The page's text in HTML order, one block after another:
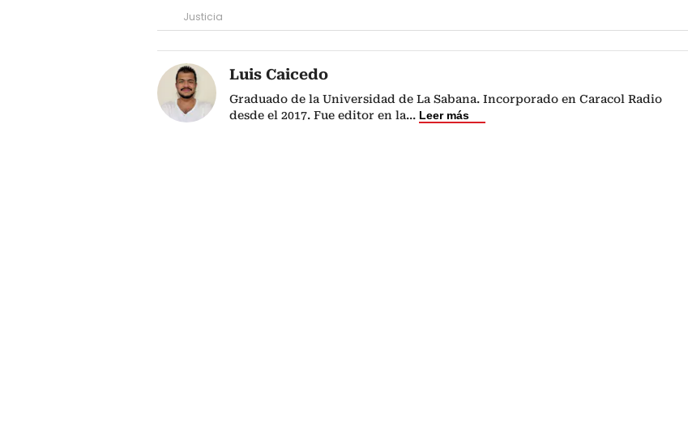
Justicia
Luis Caicedo
Graduado de la Universidad de La Sabana. Incorporado en Caracol Radio
desde el 2017. Fue editor en la... Leer más